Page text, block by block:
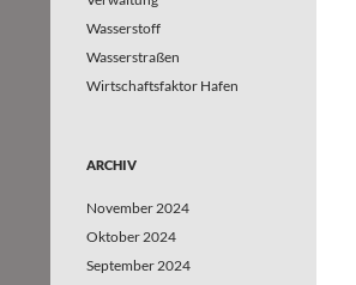
Wasserstoff
Wasserstraßen
Wirtschaftsfaktor Hafen
ARCHIV
November 2024
Oktober 2024
September 2024